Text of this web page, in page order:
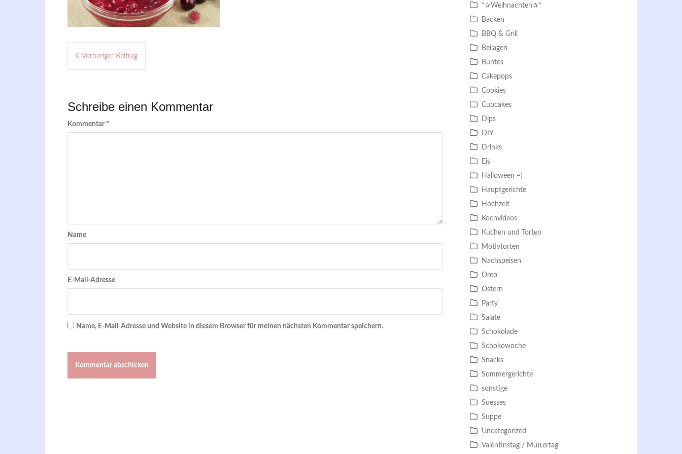
Beitragsnavigation
Vorheriger Beitrag
Schreibe einen Kommentar
Kommentar *
Name
E-Mail-Adresse
Name, E-Mail-Adresse und Website in diesem Browser für meinen nächsten Kommentar speichern.
*✰Weihnachten✰*
Backen
BBQ & Grill
Beilagen
Buntes
Cakepops
Cookies
Cupcakes
Dips
DIY
Drinks
Eis
Halloween =)
Hauptgerichte
Hochzeit
Kochvideos
Kuchen und Torten
Motivtorten
Nachspeisen
Oreo
Ostern
Party
Salate
Schokolade
Schokowoche
Snacks
Sommergerichte
sonstige
Suesses
Suppe
Uncategorized
Valentinstag / Muttertag